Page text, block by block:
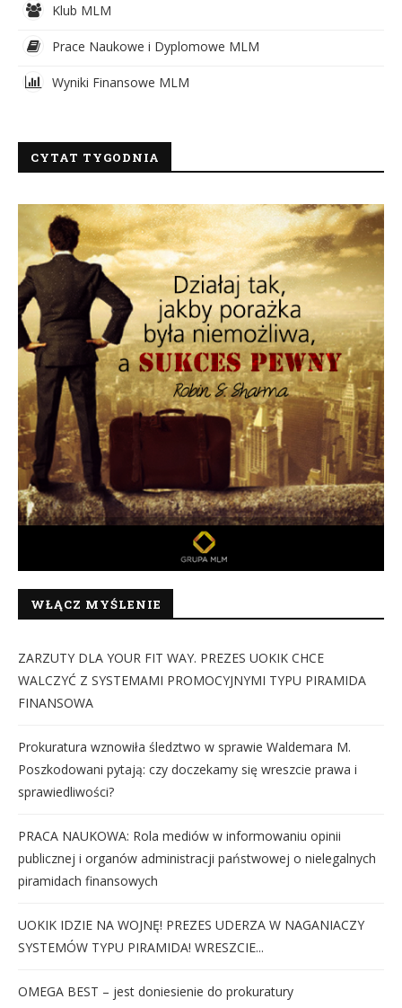
Klub MLM
Prace Naukowe i Dyplomowe MLM
Wyniki Finansowe MLM
CYTAT TYGODNIA
WŁĄCZ MYŚLENIE
ZARZUTY DLA YOUR FIT WAY. PREZES UOKIK CHCE
WALCZYĆ Z SYSTEMAMI PROMOCYJNYMI TYPU PIRAMIDA
FINANSOWA
Prokuratura wznowiła śledztwo w sprawie Waldemara M.
Poszkodowani pytają: czy doczekamy się wreszcie prawa i
sprawiedliwości?
PRACA NAUKOWA: Rola mediów w informowaniu opinii
publicznej i organów administracji państwowej o nielegalnych
piramidach finansowych
UOKIK IDZIE NA WOJNĘ! PREZES UDERZA W NAGANIACZY
SYSTEMÓW TYPU PIRAMIDA! WRESZCIE...
OMEGA BEST – jest doniesienie do prokuratury